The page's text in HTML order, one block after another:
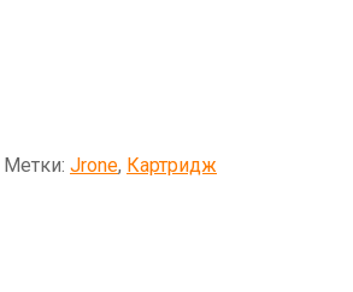
Метки: Jrone, Картридж